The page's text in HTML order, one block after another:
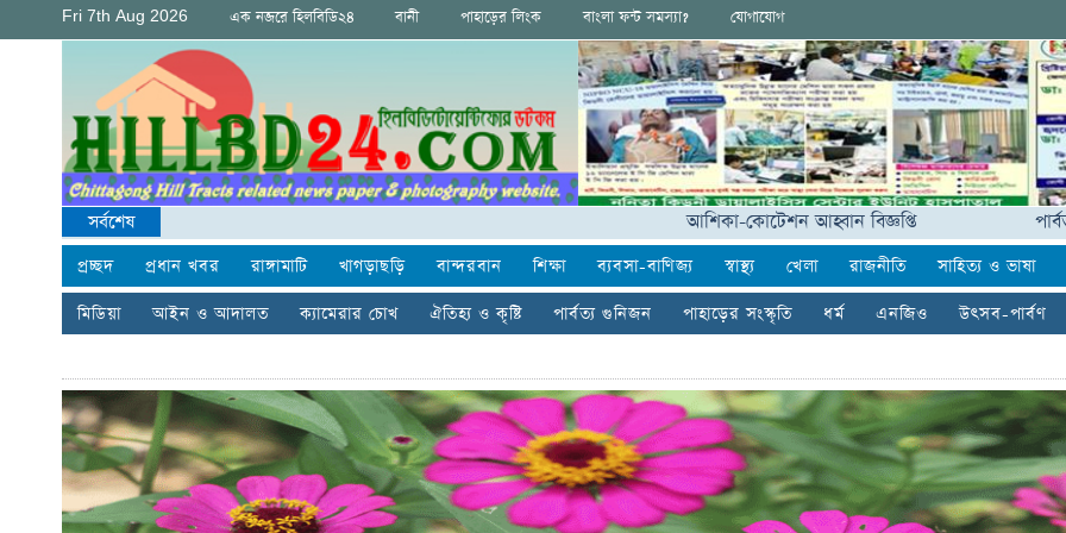
Fri 7th Aug 2026 এক নজরে হিলবিডি২৪ বানী পাহাড়ের লিংক বাংলা ফন্ট সমস্যা? যোগাযোগ
সর্বশেষ আশিকা-কোটেশন আহ্বান বিজ্ঞপ্তি
প্রচ্ছদ প্রধান খবর রাঙ্গামাটি খাগড়াছড়ি বান্দরবান শিক্ষা ব্যবসা-বাণিজ্য স্বাস্থ্য খেলা রাজনীতি সাহিত্য ও ভাষা
মিডিয়া
আইন ও আদালত ক্যামেরার চোখ ঐতিহ্য ও কৃষ্টি পার্বত্য গুনিজন পাহাড়ের সংস্কৃতি ধর্ম এনজিও উৎসব-পার্বণ